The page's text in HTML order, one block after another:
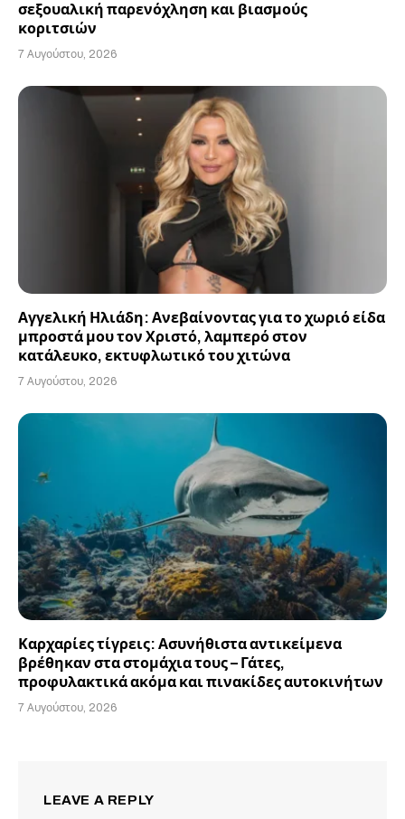
σεξουαλική παρενόχληση και βιασμούς
κοριτσιών
7 Αυγούστου, 2026
Αγγελική Ηλιάδη: Ανεβαίνοντας για το χωριό είδα
μπροστά μου τον Χριστό, λαμπερό στον
κατάλευκο, εκτυφλωτικό του χιτώνα
7 Αυγούστου, 2026
Καρχαρίες τίγρεις: Ασυνήθιστα αντικείμενα
βρέθηκαν στα στομάχια τους – Γάτες,
προφυλακτικά ακόμα και πινακίδες αυτοκινήτων
7 Αυγούστου, 2026
LEAVE A REPLY